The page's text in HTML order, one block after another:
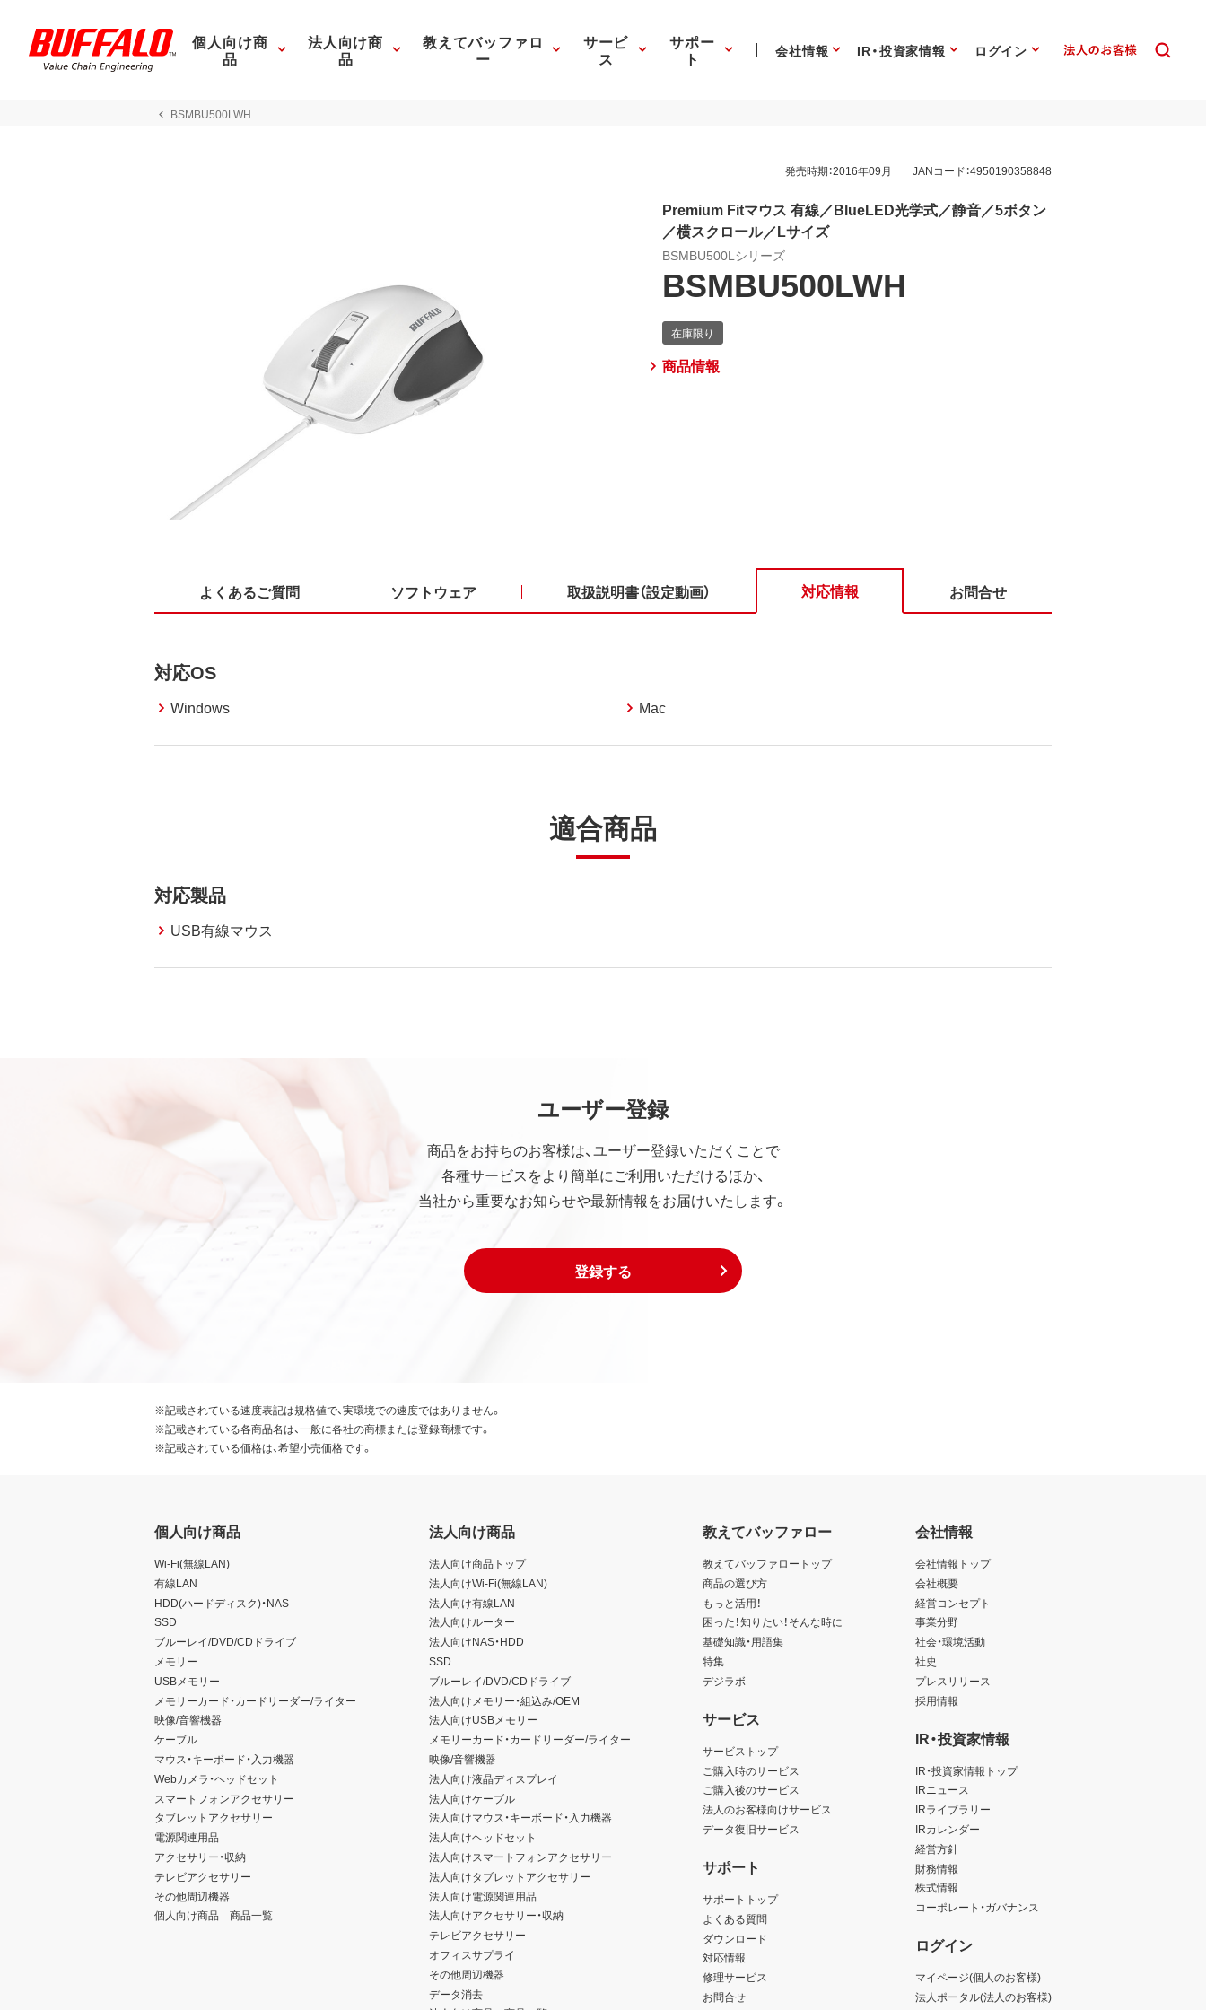
個人向け商
品
法人向け商
品
教えてバッファロ
ー
サービ
ス
サポー
ト 会社情報 IR・投資家情報 ログイン
BSMBU500LWH
発売時期：2016年09月 JANコード：4950190358848
Premium Fitマウス 有線／BlueLED光学式／静音／5ボタン
／横スクロール／Lサイズ
BSMBU500Lシリーズ
BSMBU500LWH
商品情報
よくあるご質問 ソフトウェア 取扱説明書（設定動画） 対応情報 お問合せ
対応OS
Windows Mac
適合商品
対応製品
USB有線マウス
ユーザー登録
商品をお持ちのお客様は、ユーザー登録いただくことで
各種サービスをより簡単にご利用いただけるほか、
当社から重要なお知らせや最新情報をお届けいたします。
登録する
※記載されている速度表記は規格値で、実環境での速度ではありません。
※記載されている各商品名は、一般に各社の商標または登録商標です。
※記載されている価格は、希望小売価格です。
個人向け商品
Wi-Fi(無線LAN)
有線LAN
HDD(ハードディスク)・NAS
SSD
ブルーレイ/DVD/CDドライブ
メモリー
USBメモリー
メモリーカード・カードリーダー/ライター
映像/音響機器
ケーブル
マウス・キーボード・入力機器
Webカメラ・ヘッドセット
スマートフォンアクセサリー
タブレットアクセサリー
電源関連用品
アクセサリー・収納
テレビアクセサリー
その他周辺機器
個人向け商品 商品一覧
法人向け商品
法人向け商品トップ
法人向けWi-Fi(無線LAN)
法人向け有線LAN
法人向けルーター
法人向けNAS・HDD
SSD
ブルーレイ/DVD/CDドライブ
法人向けメモリー・組込み/OEM
法人向けUSBメモリー
メモリーカード・カードリーダー/ライター
映像/音響機器
法人向け液晶ディスプレイ
法人向けケーブル
法人向けマウス・キーボード・入力機器
法人向けヘッドセット
法人向けスマートフォンアクセサリー
法人向けタブレットアクセサリー
法人向け電源関連用品
法人向けアクセサリー・収納
テレビアクセサリー
オフィスサプライ
その他周辺機器
データ消去
教えてバッファロー
教えてバッファロートップ
商品の選び方
もっと活用！
困った！知りたい！そんな時に
基礎知識・用語集
特集
デジラボ
サービス
サービストップ
ご購入時のサービス
ご購入後のサービス
法人のお客様向けサービス
データ復旧サービス
サポート
サポートトップ
よくある質問
ダウンロード
対応情報
修理サービス
お問合せ
会社情報
会社情報トップ
会社概要
経営コンセプト
事業分野
社会・環境活動
社史
プレスリリース
採用情報
IR・投資家情報
IR・投資家情報トップ
IRニュース
IRライブラリー
IRカレンダー
経営方針
財務情報
株式情報
コーポレート・ガバナンス
ログイン
マイページ(個人のお客様)
法人ポータル(法人のお客様)